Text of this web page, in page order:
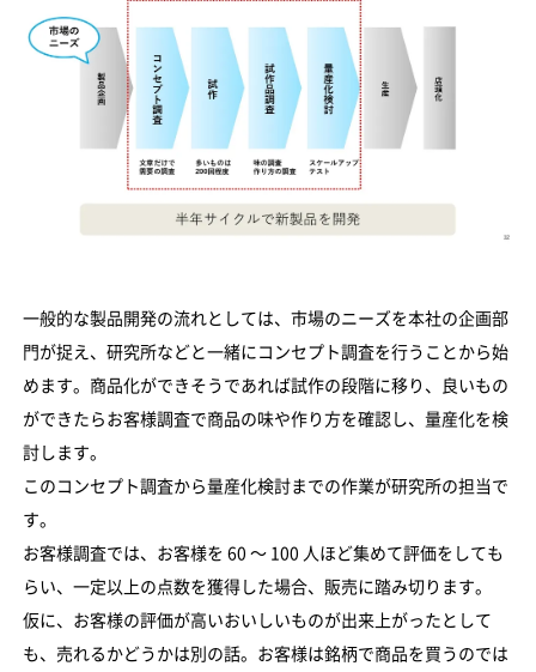
一般的な製品開発の流れとしては、市場のニーズを本社の企画部
門が捉え、研究所などと一緒にコンセプト調査を行うことから始
めます。商品化ができそうであれば試作の段階に移り、良いもの
ができたらお客様調査で商品の味や作り方を確認し、量産化を検
討します。
このコンセプト調査から量産化検討までの作業が研究所の担当で
す。
お客様調査では、お客様を 60 〜 100 人ほど集めて評価をしても
らい、一定以上の点数を獲得した場合、販売に踏み切ります。
仮に、お客様の評価が高いおいしいものが出来上がったとして
も、売れるかどうかは別の話。お客様は銘柄で商品を買うのでは